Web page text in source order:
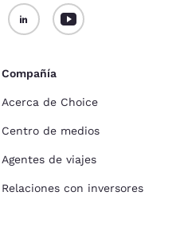
Compañía
Acerca de Choice
Centro de medios
Agentes de viajes
Relaciones con inversores